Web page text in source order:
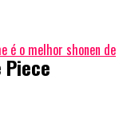
é o melhor shonen de
Piece